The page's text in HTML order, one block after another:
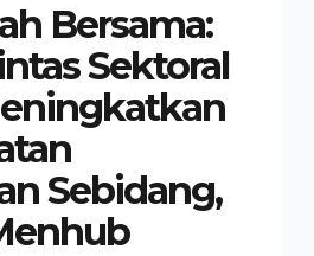
Bersama:
Sektoral
Sebidang,